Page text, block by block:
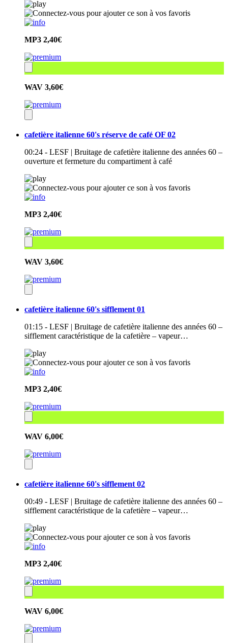
MP3 2,40€
WAV 3,60€
cafetière italienne 60's réserve de café OF 02
00:24 - LESF | Bruitage de cafetière italienne des années 60 –
ouverture et fermeture du compartiment à café
MP3 2,40€
WAV 3,60€
cafetière italienne 60's sifflement 01
01:15 - LESF | Bruitage de cafetière italienne des années 60 –
sifflement caractéristique de la cafetière – vapeur…
MP3 2,40€
WAV 6,00€
cafetière italienne 60's sifflement 02
00:49 - LESF | Bruitage de cafetière italienne des années 60 –
sifflement caractéristique de la cafetière – vapeur…
MP3 2,40€
WAV 6,00€